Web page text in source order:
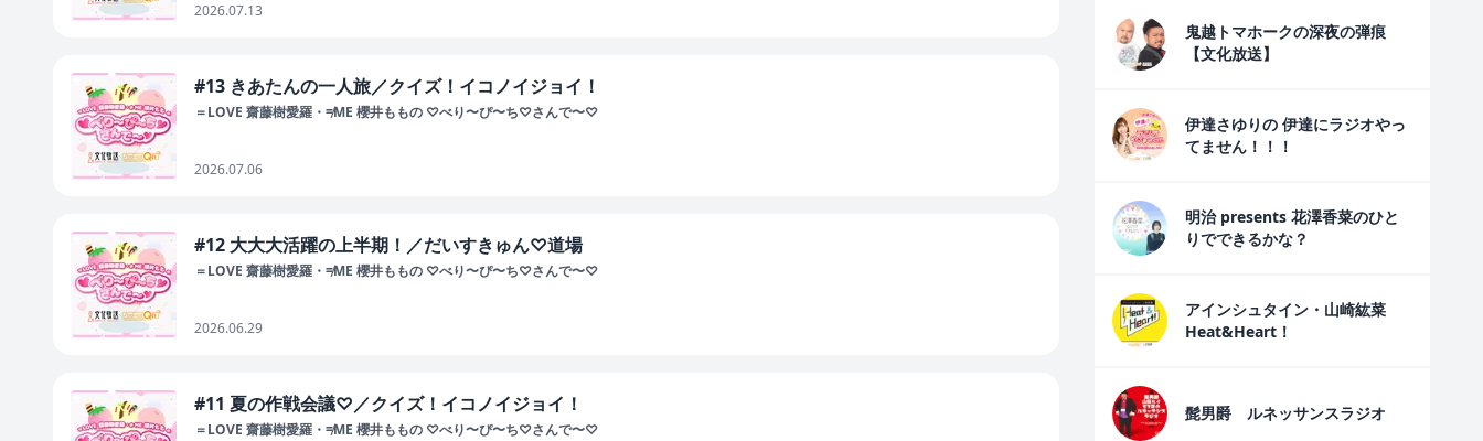
2026.07.13
#13 きあたんの一人旅／クイズ！イコノイジョイ！
＝LOVE 齋藤樹愛羅・≠ME 櫻井ももの ♡べり〜ぴ〜ち♡さんで〜♡
2026.07.06
#12 大大大活躍の上半期！／だいすきゅん♡道場
＝LOVE 齋藤樹愛羅・≠ME 櫻井ももの ♡べり〜ぴ〜ち♡さんで〜♡
2026.06.29
#11 夏の作戦会議♡／クイズ！イコノイジョイ！
＝LOVE 齋藤樹愛羅・≠ME 櫻井ももの ♡べり〜ぴ〜ち♡さんで〜♡
鬼越トマホークの深夜の弾痕
【文化放送】
伊達さゆりの 伊達にラジオやっ
てません！！！
明治 presents 花澤香菜のひと
りでできるかな？
アインシュタイン・山崎紘菜
Heat&Heart！
髭男爵 ルネッサンスラジオ